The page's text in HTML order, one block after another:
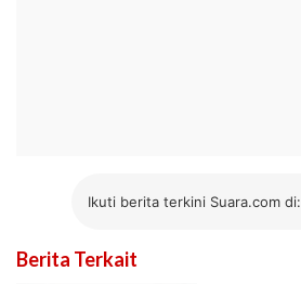
Ikuti berita terkini Suara.com di:
Berita Terkait